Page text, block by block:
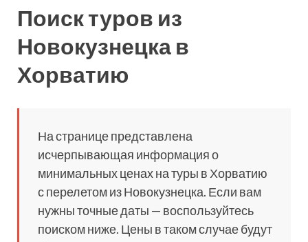
Поиск туров из
Новокузнецка в
Хорватию
На странице представлена
исчерпывающая информация о
минимальных ценах на туры в Хорватию
с перелетом из Новокузнецка. Если вам
нужны точные даты — воспользуйтесь
поиском ниже. Цены в таком случае будут